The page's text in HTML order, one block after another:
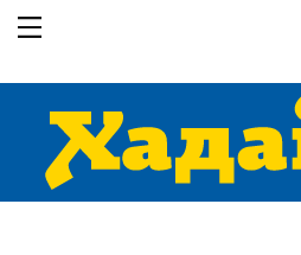
основного